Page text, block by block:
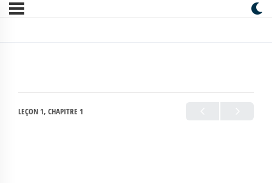
LEÇON 1, CHAPITRE 1